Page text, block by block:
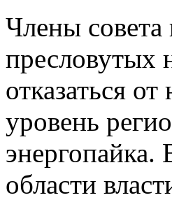
Члены совета
отказаться
уровень
области